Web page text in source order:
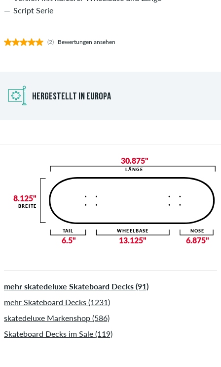
Script Serie
(2) Bewertungen ansehen
HERGESTELLT IN EUROPA
mehr skatedeluxe Skateboard Decks (91)
mehr Skateboard Decks (1231)
skatedeluxe Markenshop (586)
Skateboard Decks im Sale (119)
30.875"
LÄNGE
13.125"
WHEELBASE
6.875"
NOSE
6.5"
TAIL
8.125"
BREITE